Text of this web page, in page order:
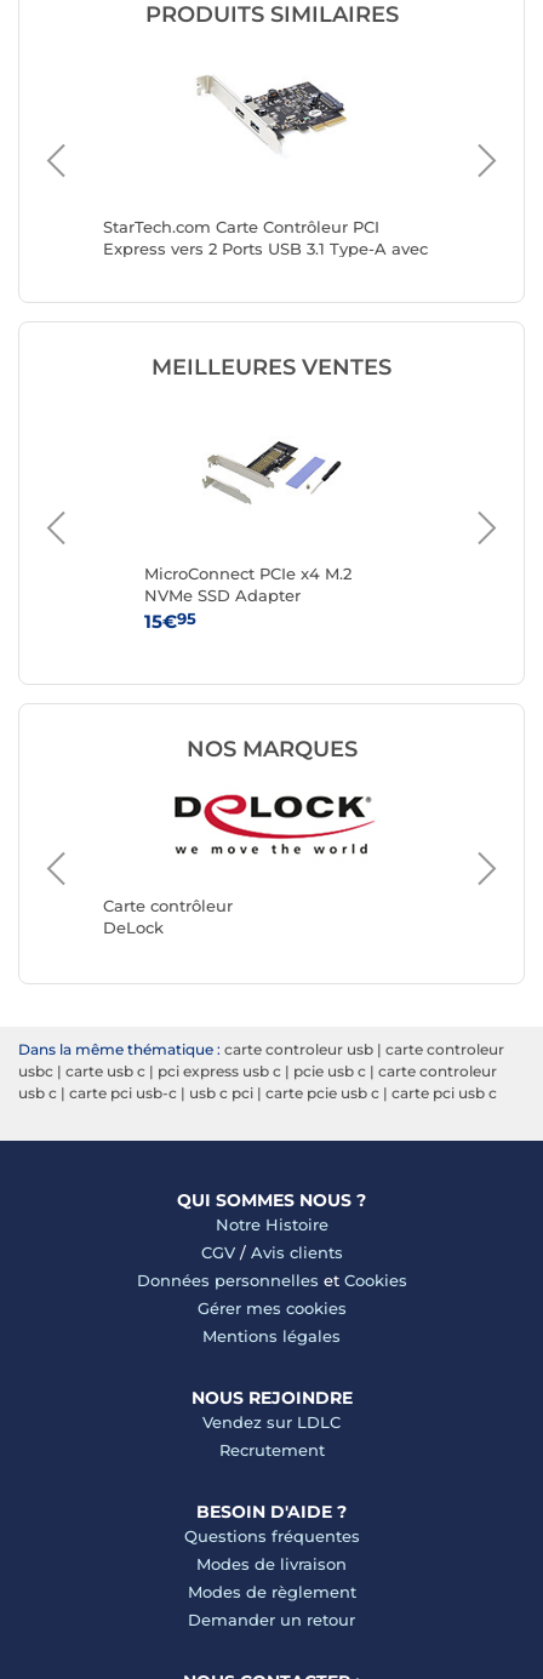
PRODUITS SIMILAIRES
StarTech.com Carte Contrôleur PCI
Express vers 2 Ports USB 3.1 Type-A avec
MEILLEURES VENTES
MicroConnect PCIe x4 M.2
NVMe SSD Adapter
15€95
NOS MARQUES
Carte contrôleur
DeLock
Dans la même thématique : carte controleur usb | carte controleur
usbc | carte usb c | pci express usb c | pcie usb c | carte controleur
usb c | carte pci usb-c | usb c pci | carte pcie usb c | carte pci usb c
QUI SOMMES NOUS ?
Notre Histoire
CGV/ Avis clients
Données personnelles et Cookies
Gérer mes cookies
Mentions légales
NOUS REJOINDRE
Vendez sur LDLC
Recrutement
BESOIN D'AIDE ?
Questions fréquentes
Modes de livraison
Modes de règlement
Demander un retour